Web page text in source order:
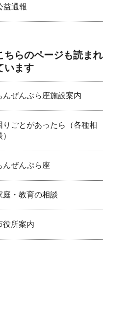
益通報
ちらのページも読まれ
います
んぜんぷら座施設案内
りごとがあったら（各種相
んぜんぷら座
庭・教育の相談
役所案内